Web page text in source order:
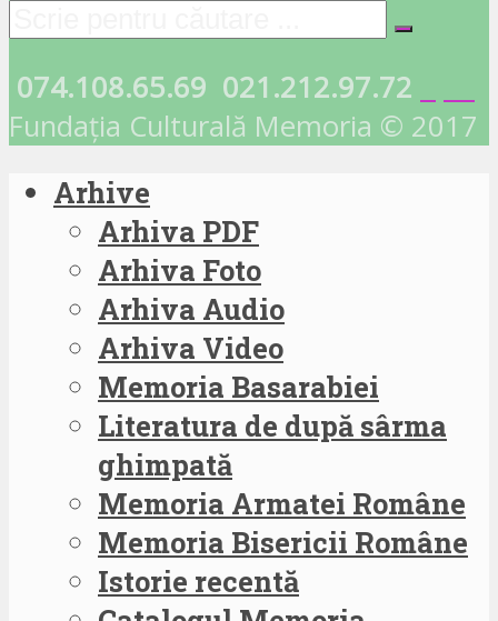
074.108.65.69 021.212.97.72
Fundația Culturală Memoria © 2017
Arhive
Arhiva PDF
Arhiva Foto
Arhiva Audio
Arhiva Video
Memoria Basarabiei
Literatura de după sârma
ghimpată
Memoria Armatei Române
Memoria Bisericii Române
Istorie recentă